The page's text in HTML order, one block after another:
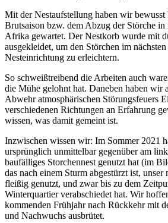
Mit der Nestaufstellung haben wir bewusst
Brutsaison bzw. dem Abzug der Störche
Afrika gewartet. Der Nestkorb wurde mit
ausgekleidet, um den Störchen im
Nesteinrichtung zu erleichtern.
So schweißtreibend die Arbeiten auch
die Mühe gelohnt hat. Daneben haben wir
Abwehr atmosphärischen Störungsfeuers
verschiedenen Richtungen an Erfahrung
wissen, was damit gemeint ist.
Inzwischen wissen wir: Im Sommer 2021
ursprünglich unmittelbar gegenüber am
baufälliges Storchennest genutzt hat (im
das nach einem Sturm abgestürzt ist, unser
fleißig genutzt, und zwar bis zu dem
Winterquartier verabschiedet hat. Wir
kommenden Frühjahr nach Rückkehr mit
und Nachwuchs ausbrütet.